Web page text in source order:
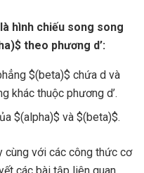
hình chiếu song song
theo phương d’:
$(beta)$ chứa d và
khác thuộc phương d’.
$(alpha)$ và $(beta)$.
cùng với các công thức cơ